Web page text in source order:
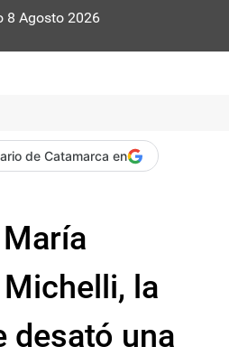
8 Agosto 2026
de Catamarca en
la
desató una